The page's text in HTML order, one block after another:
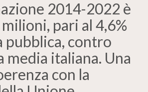
2014-2022 è
pari al 4,6%
pubblica, contro
media italiana. Una
con la